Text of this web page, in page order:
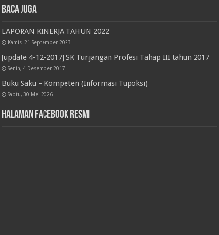
Baca juga
LAPORAN KINERJA TAHUN 2022
Kamis, 21 September 2023
[update 4-12-2017] SK Tunjangan Profesi Tahap III tahun 2017
Senin, 4 Desember 2017
Buku Saku – Kompeten (Informasi Tupoksi)
Sabtu, 30 Mei 2026
Halaman Facebook Resmi